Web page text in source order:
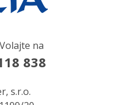
na
838
s.r.o.